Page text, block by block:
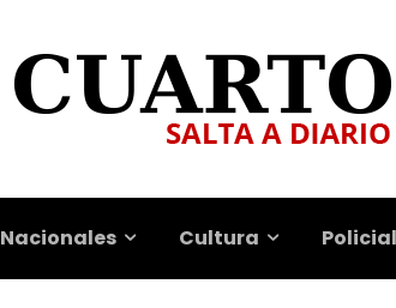
Nacionales Cultura